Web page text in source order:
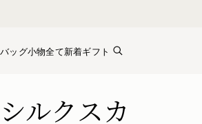
バッグ小物全て新着ギフト
シルクスカ